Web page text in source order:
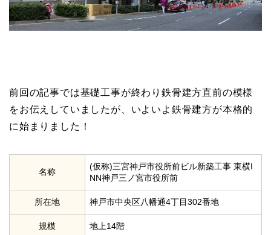
前回の記事では基礎工事が終わり鉄骨建方直前の模様
をお伝えしていましたが、いよいよ鉄骨建方が本格的
に始まりました！
名称
(仮称)三宮神戸市役所前ビル新築工事 東横I
NN神戸三ノ宮市役所前
所在地 神戸市中央区八幡通4丁目302番地
規模 地上14階